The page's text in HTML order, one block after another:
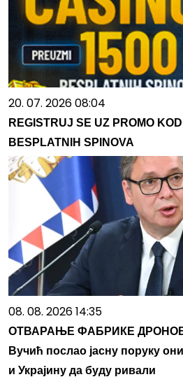
20. 07. 2026 08:04
REGISTRUJ SE UZ PROMO
BESPLATNIH SPINOVA
08. 08. 2026 14:35
ОТВАРАЊЕ ФАБРИКЕ
Вучић послао јасну поруку
и Украјину да буду ривали